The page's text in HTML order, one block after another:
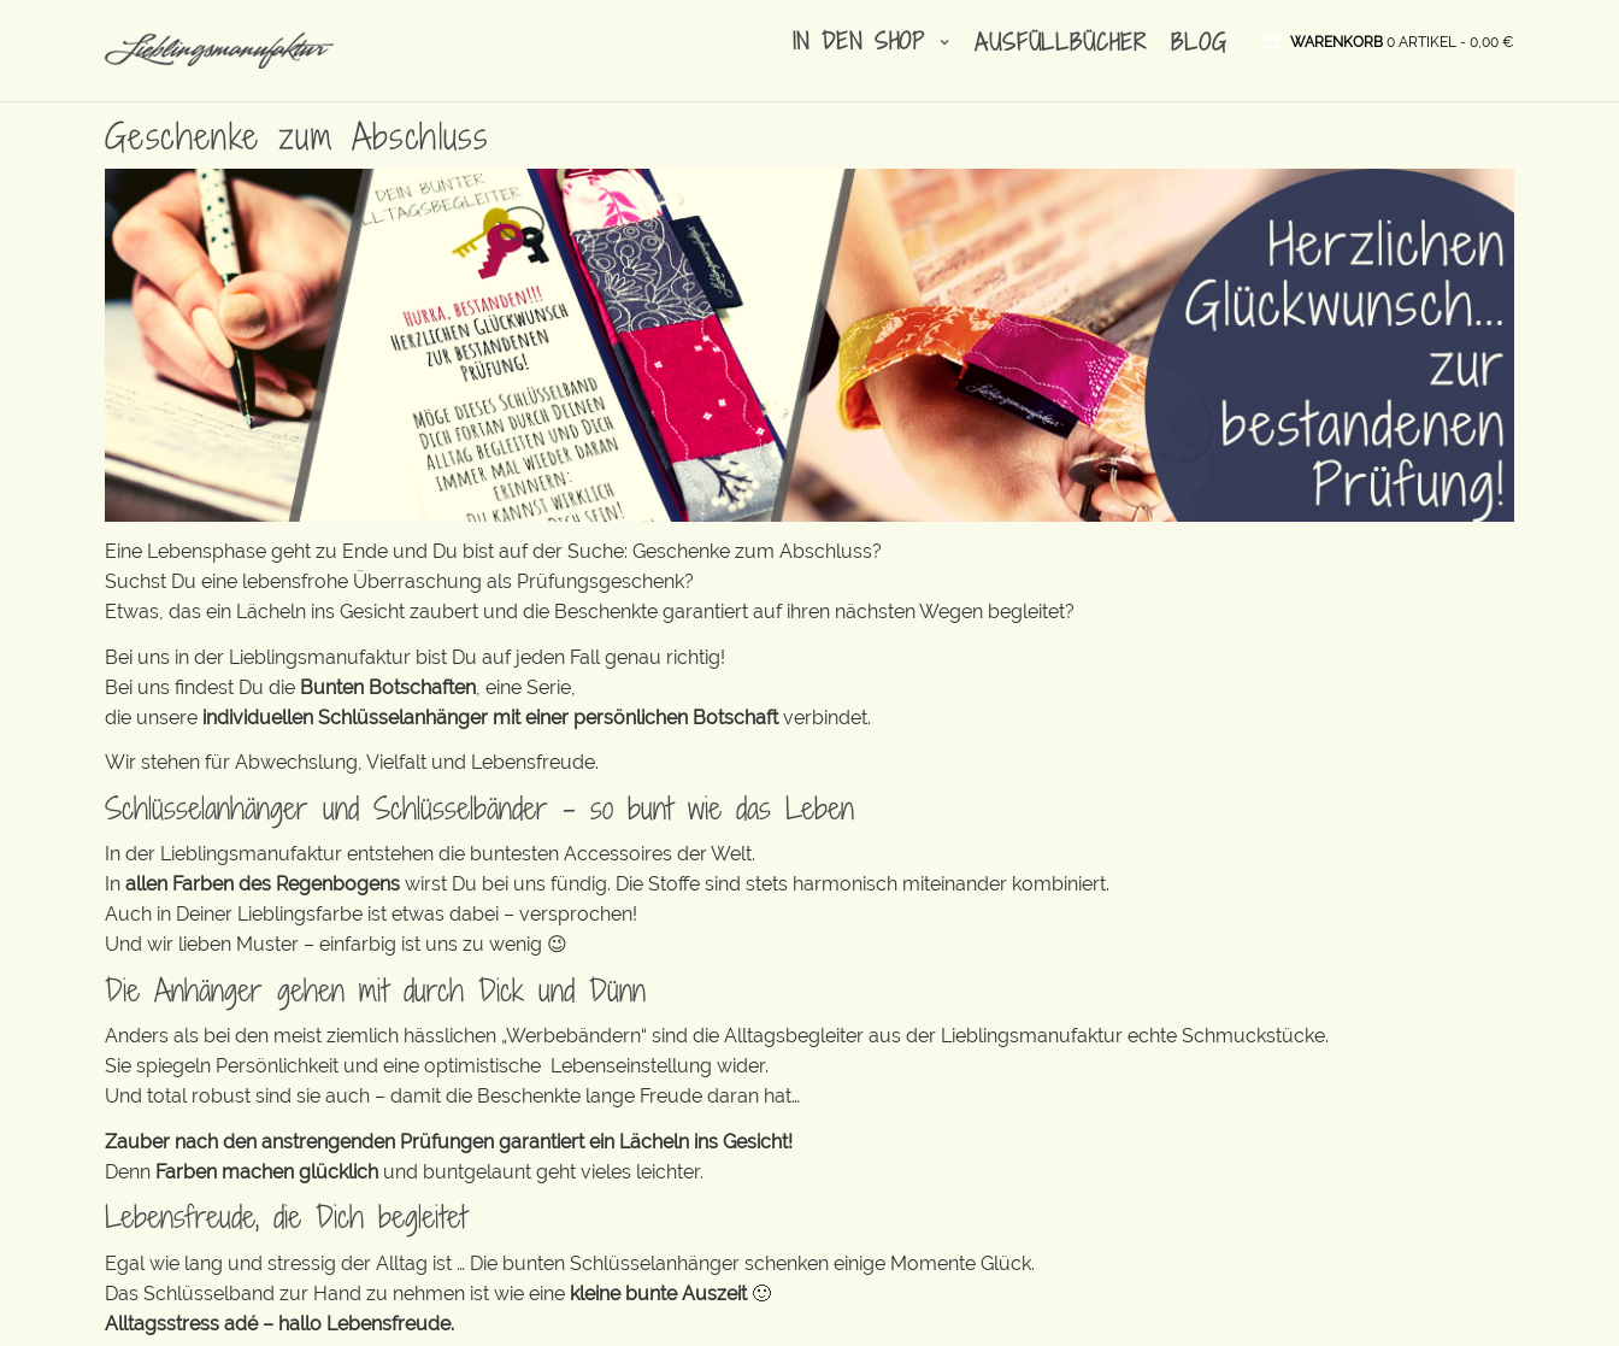
IN DEN SHOP AUSFÜLLBÜCHER BLOG WARENKORB 0 ARTIKEL - 0,00 €
Geschenke zum Abschluss
Eine Lebensphase geht zu Ende und Du bist auf der Suche: Geschenke zum Abschluss?
Suchst Du eine lebensfrohe Überraschung als Prüfungsgeschenk?
Etwas, das ein Lächeln ins Gesicht zaubert und die Beschenkte garantiert auf ihren nächsten Wegen begleitet?
Bei uns in der Lieblingsmanufaktur bist Du auf jeden Fall genau richtig!
Bei uns findest Du die Bunten Botschaften , eine Serie,
die unsere individuellen Schlüsselanhänger mit einer persönlichen Botschaftverbindet.
Wir stehen für Abwechslung, Vielfalt und Lebensfreude.
Schlüsselanhänger und Schlüsselbänder – so bunt wie das Leben
In der Lieblingsmanufaktur entstehen die buntesten Accessoires der Welt.
In allen Farben des Regenbogens wirst Du bei uns fündig. Die Stoffe sind stets harmonisch miteinander kombiniert.
Auch in Deiner Lieblingsfarbe ist etwas dabei – versprochen!
Und wir lieben Muster – einfarbig ist uns zu wenig 😉
Die Anhänger gehen mit durch Dick und Dünn
Anders als bei den meist ziemlich hässlichen „Werbebändern“ sind die Alltagsbegleiter aus der Lieblingsmanufaktur echte Schmuckstücke.
Sie spiegeln Persönlichkeit und eine optimistische Lebenseinstellung wider.
Und total robust sind sie auch – damit die Beschenkte lange Freude daran hat…
Zauber nach den anstrengenden Prüfungen garantiert ein Lächeln ins Gesicht!
Denn Farben machen glücklich und buntgelaunt geht vieles leichter.
Lebensfreude, die Dich begleitet
Egal wie lang und stressig der Alltag ist … Die bunten Schlüsselanhänger schenken einige Momente Glück.
Das Schlüsselband zur Hand zu nehmen ist wie eine kleine bunte Auszeit🙂
Alltagsstress adé – hallo Lebensfreude.